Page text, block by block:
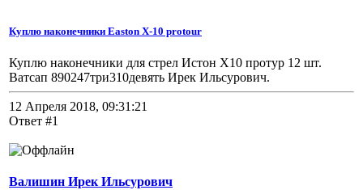
Куплю наконечники Easton X-10 protour
Куплю наконечники для стрел Истон Х10 протур 12 шт.
Ватсап 890247три310девять Ирек Ильсурович.
12 Апреля 2018, 09:31:21
Ответ #1
Валишин Ирек Ильсурович